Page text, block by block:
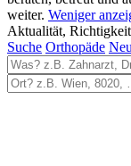
weiter. Weniger
Aktualität,
Suche Orthopäde